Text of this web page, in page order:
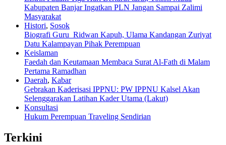
Kabupaten Banjar Ingatkan PLN Jangan Sampai Zalimi
Masyarakat
Histori, Sosok
Biografi Guru Ridwan Kapuh, Ulama Kandangan Zuriyat
Datu Kalampayan Pihak Perempuan
Keislaman
Faedah dan Keutamaan Membaca Surat Al-Fath di Malam
Pertama Ramadhan
Daerah, Kabar
Gebrakan Kaderisasi IPPNU: PW IPPNU Kalsel Akan
Selenggarakan Latihan Kader Utama (Lakut)
Konsultasi
Hukum Perempuan Traveling Sendirian
Terkini